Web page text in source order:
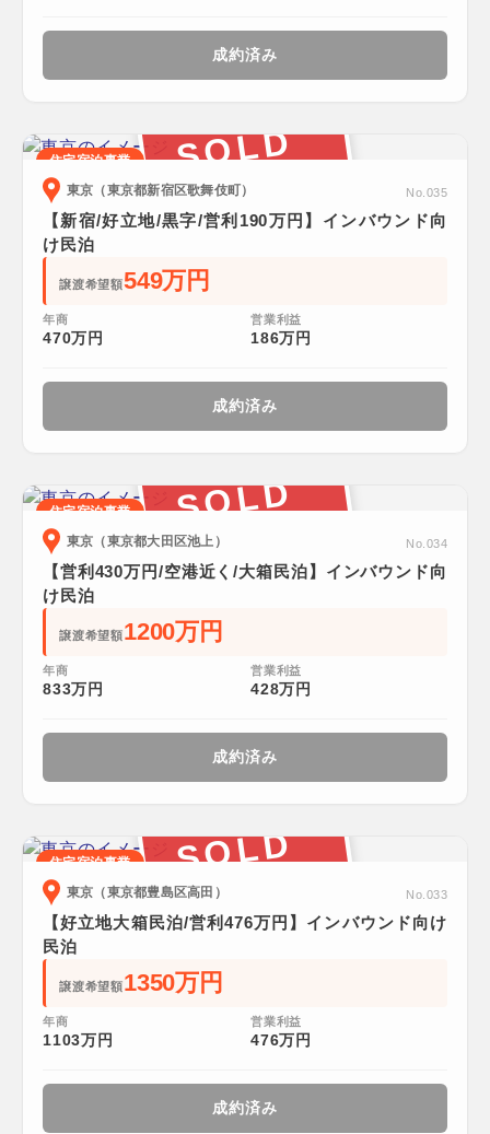
成約済み
SOLD
住宅宿泊事業
東京（東京都新宿区歌舞伎町）
No.035
【新宿/好立地/黒字/営利190万円】インバウンド向
け民泊
譲渡希望額549万円
年商
470万円
営業利益
186万円
成約済み
SOLD
住宅宿泊事業
東京（東京都大田区池上）
No.034
【営利430万円/空港近く/大箱民泊】インバウンド向
け民泊
譲渡希望額1200万円
年商
833万円
営業利益
428万円
成約済み
SOLD
住宅宿泊事業
東京（東京都豊島区高田）
No.033
【好立地大箱民泊/営利476万円】インバウンド向け
民泊
譲渡希望額1350万円
年商
1103万円
営業利益
476万円
成約済み